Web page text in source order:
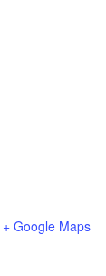
+ Google Maps